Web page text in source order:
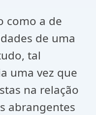
como a de
de uma
tal
uma vez que
na relação
abrangentes